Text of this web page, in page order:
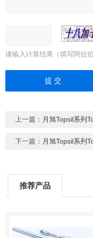
请输入计算结果（填写阿拉
上一篇： 月旭Topsil系列
下一篇： 月旭Topsil系列
推荐产品